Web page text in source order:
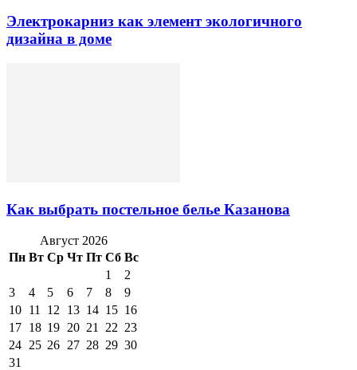
Электрокарниз как элемент экологичного
дизайна в доме
Как выбрать постельное белье Казанова
Август 2026
Пн Вт Ср Чт Пт Сб Вс
1
2
3
4 5 6 7 8
9
10 11 12 13 14 15 16
17 18 19 20 21 22 23
24 25 26 27 28 29 30
31